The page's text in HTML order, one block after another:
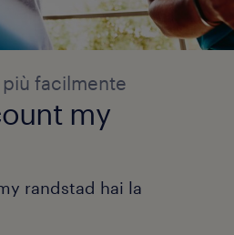
facilmente
my
randstad hai la